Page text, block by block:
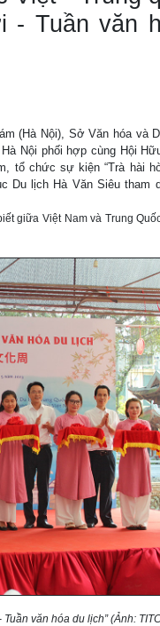
- Tuần văn
(Hà Nội), Sở Văn hóa và
Nội phối hợp cùng Hội
tổ chức sự kiện “Trà hài
Du lịch Hà Văn Siêu tham
giữa Việt Nam và Trung
văn hóa du lịch” (Ảnh: